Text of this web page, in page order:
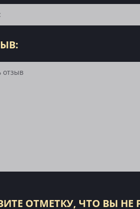
ОТМЕТКУ, ЧТО ВЫ НЕ